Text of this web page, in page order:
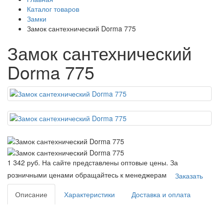
Каталог товаров
Замки
Замок сантехнический Dorma 775
Замок сантехнический
Dorma 775
1 342 руб. На сайте представлены оптовые цены. За
розничными ценами обращайтесь к менеджерам
Заказать
Описание
Характеристики Доставка и оплата